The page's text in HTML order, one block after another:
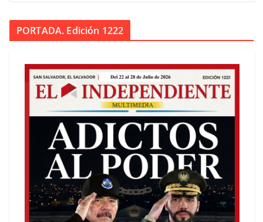
PORTADA. Edición 1222